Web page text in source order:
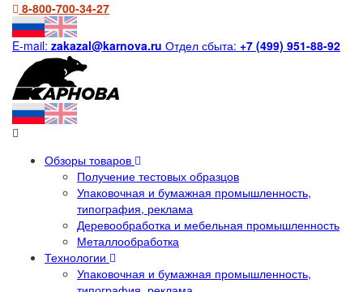
8-800-700-34-27
E-mail: zakazal@karnova.ru Отдел сбыта: +7 (499) 951-88-92
Обзоры товаров
Получение тестовых образцов
Упаковочная и бумажная промышленность,
типография, реклама
Деревообработка и мебельная промышленность
Металлообработка
Технологии
Упаковочная и бумажная промышленность,